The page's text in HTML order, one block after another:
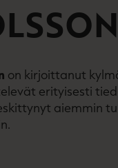
on kirjoittanut
erityisesti
aiemmin